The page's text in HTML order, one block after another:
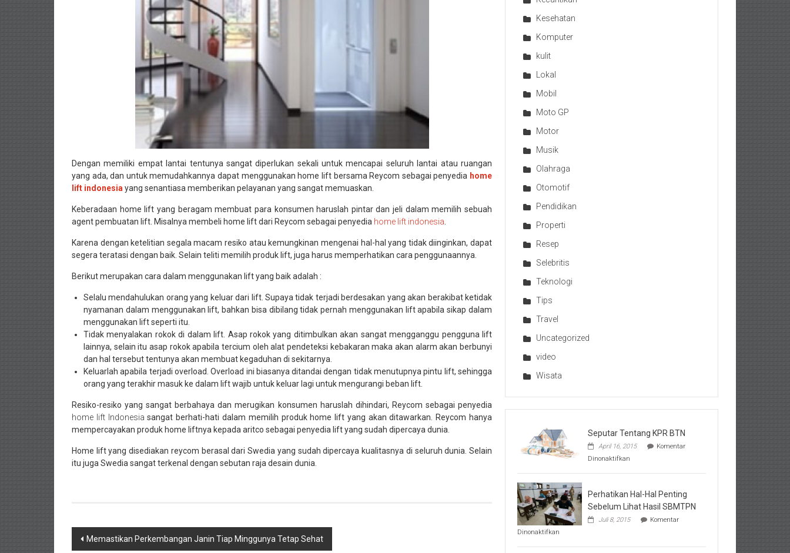
Dengan memiliki empat lantai tentunya sangat diperlukan sekali untuk mencapai seluruh lantai atau ruangan
yang ada, dan untuk memudahkannya dapat menggunakan home lift bersama Reycom sebagai penyedia home
lift indonesia yang senantiasa memberikan pelayanan yang sangat memuaskan.
Keberadaan home lift yang beragam membuat para konsumen haruslah pintar dan jeli dalam memilih sebuah
agent pembuatan lift. Misalnya membeli home lift dari Reycom sebagai penyedia home lift indonesia
Karena dengan ketelitian segala macam resiko atau kemungkinan mengenai hal-hal yang tidak diinginkan, dapat
segera teratasi dengan baik. Selain teliti memilih produk lift, juga harus memperhatikan cara penggunaannya.
Berikut merupakan cara dalam menggunakan lift yang baik adalah :
Selalu mendahulukan orang yang keluar dari lift. Supaya tidak terjadi berdesakan yang akan berakibat ketidak
nyamanan dalam menggunakan lift, bahkan bisa dibilang tidak pernah menggunakan lift apabila sikap dalam
menggunakan lift seperti itu.
Tidak menyalakan rokok di dalam lift. Asap rokok yang ditimbulkan akan sangat mengganggu pengguna lift
lainnya, selain itu asap rokok apabila tercium oleh alat pendeteksi kebakaran maka akan alarm akan berbunyi
dan hal tersebut tentunya akan membuat kegaduhan di sekitarnya.
Keluarlah apabila terjadi overload. Overload ini biasanya ditandai dengan tidak menutupnya pintu lift, sehingga
orang yang terakhir masuk ke dalam lift wajib untuk keluar lagi untuk mengurangi beban lift.
Resiko-resiko yang sangat berbahaya dan merugikan konsumen haruslah dihindari, Reycom sebagai penyedia
home lift Indonesia sangat berhati-hati dalam memilih produk home lift yang akan ditawarkan. Reycom hanya
mempercayakan produk home liftnya kepada aritco sebagai penyedia lift yang sudah dipercaya dunia.
Home lift yang disediakan reycom berasal dari Swedia yang sudah dipercaya kualitasnya di seluruh dunia. Selain
itu juga Swedia sangat terkenal dengan sebutan raja desain dunia.
Navigasi
Memastikan Perkembangan Janin Tiap Minggunya Tetap Sehat
Kesehatan
Komputer
kulit
Lokal
Mobil
Moto GP
Motor
Musik
Olahraga
Otomotif
Pendidikan
Properti
Resep
Selebritis
Teknologi
Tips
Travel
Uncategorized
video
Wisata
Seputar Tentang KPR BTN
April 16, 2015
Komentar
Dinonaktifkan
Tentang
BTN
Perhatikan Hal-Hal Penting
Sebelum Lihat Hasil SBMTPN
Juli 8, 2015
Komentar
Dinonaktifkan
Hal-